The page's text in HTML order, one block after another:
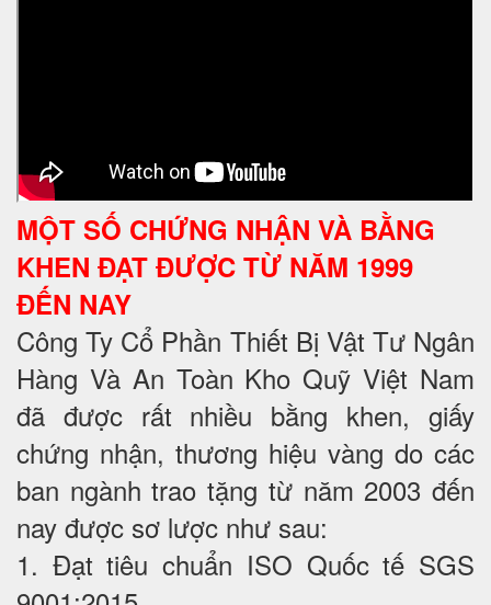
MỘT SỐ CHỨNG NHẬN VÀ BẰNG
KHEN ĐẠT ĐƯỢC TỪ NĂM 1999
ĐẾN NAY
Công Ty Cổ Phần Thiết Bị Vật Tư Ngân
Hàng Và An Toàn Kho Quỹ Việt Nam
đã được rất nhiều bằng khen, giấy
chứng nhận, thương hiệu vàng do các
ban ngành trao tặng từ năm 2003 đến
nay được sơ lược như sau:
1. Đạt tiêu chuẩn ISO Quốc tế SGS